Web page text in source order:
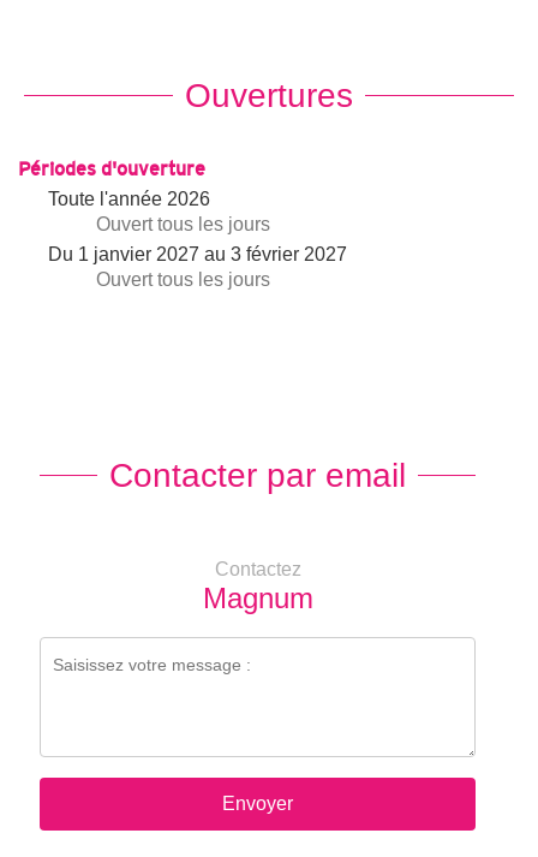
Ouvertures
Périodes d'ouverture
Toute l'année 2026
Ouverttous les jours
Du 1 janvier 2027 au 3 février 2027
Ouverttous les jours
Contacter par email
Contactez
Magnum
Envoyer